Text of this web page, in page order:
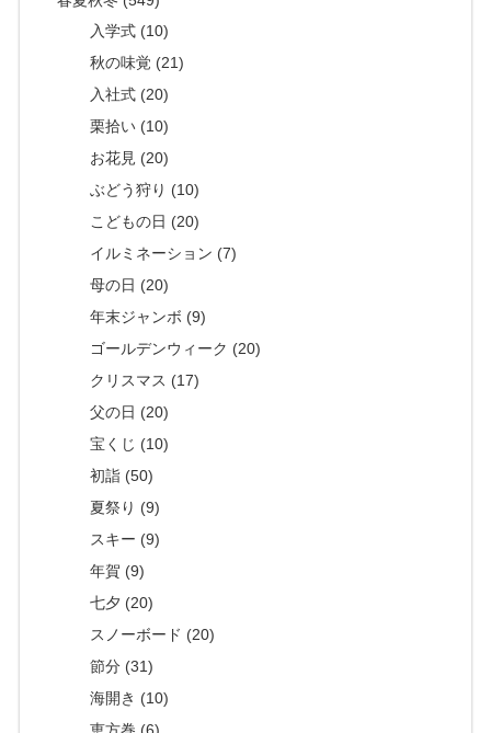
入学式 (10)
秋の味覚 (21)
入社式 (20)
栗拾い (10)
お花見 (20)
ぶどう狩り (10)
こどもの日 (20)
イルミネーション (7)
母の日 (20)
年末ジャンボ (9)
ゴールデンウィーク (20)
クリスマス (17)
父の日 (20)
宝くじ (10)
初詣 (50)
夏祭り (9)
スキー (9)
年賀 (9)
七夕 (20)
スノーボード (20)
節分 (31)
海開き (10)
恵方巻 (6)